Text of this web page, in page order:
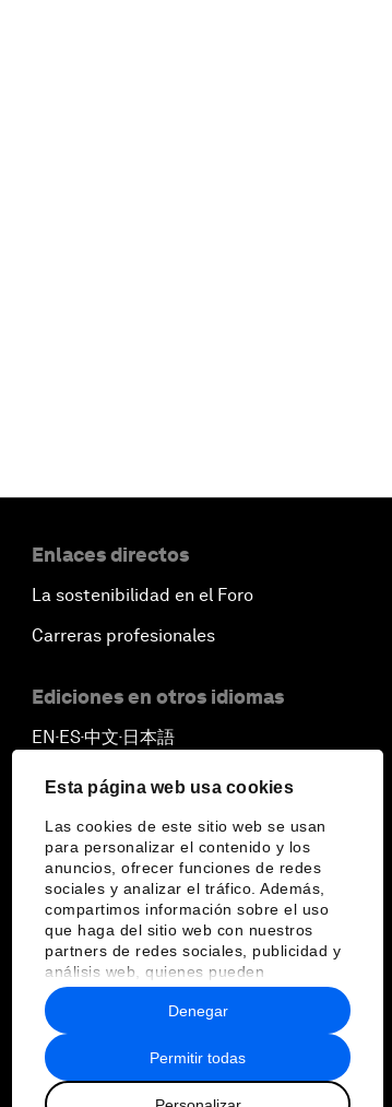
Esta página web usa cookies
Las cookies de este sitio web se usan
para personalizar el contenido y los
anuncios, ofrecer funciones de redes
sociales y analizar el tráfico. Además,
compartimos información sobre el uso
que haga del sitio web con nuestros
partners de redes sociales, publicidad y
análisis web, quienes pueden
combinarla con otra información que les
haya proporcionado o que hayan
recopilado a partir del uso que haya
hecho de sus servicios.
Permitir todas
Denegar
Enlaces directos
La sostenibilidad en el Foro
Carreras profesionales
Ediciones en otros idiomas
EN ▪ES▪中文▪ 日本語